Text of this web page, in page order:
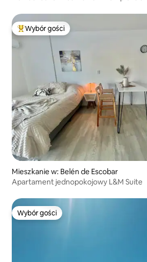
Najpopularniejsze z kategorii Wybór gości
Wybór gości
Mieszkanie w: Belén de Escobar
Apartament jednopokojowy L&M Suite
Wybór gości
Wybór gości